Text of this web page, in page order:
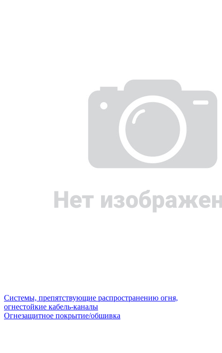
Системы, препятствующие распространению огня,
огнестойкие кабель-каналы
Огнезащитное покрытие/обшивка